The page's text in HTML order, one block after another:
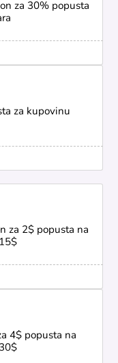
za 30% popusta
za kupovinu
za 2$ popusta na
4$ popusta na